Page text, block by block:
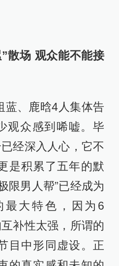
散场 观众能不能接
蓝、鹿晗4人集体告
观众感到唏嘘。毕
经深入人心，它不
是积累了五年的默
限男人帮”已经成为
最大特色，因为6
补性太强，所谓的
目中形同虚设。正